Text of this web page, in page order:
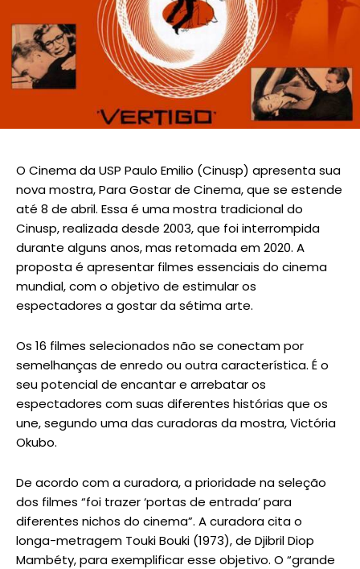
O Cinema da USP Paulo Emilio (Cinusp) apresenta sua
nova mostra, Para Gostar de Cinema, que se estende
até 8 de abril. Essa é uma mostra tradicional do
Cinusp, realizada desde 2003, que foi interrompida
durante alguns anos, mas retomada em 2020. A
proposta é apresentar filmes essenciais do cinema
mundial, com o objetivo de estimular os
espectadores a gostar da sétima arte.
Os 16 filmes selecionados não se conectam por
semelhanças de enredo ou outra característica. É o
seu potencial de encantar e arrebatar os
espectadores com suas diferentes histórias que os
une, segundo uma das curadoras da mostra, Victória
Okubo.
De acordo com a curadora, a prioridade na seleção
dos filmes “foi trazer ‘portas de entrada’ para
diferentes nichos do cinema”. A curadora cita o
longa-metragem Touki Bouki (1973), de Djibril Diop
Mambéty, para exemplificar esse objetivo. O “grande